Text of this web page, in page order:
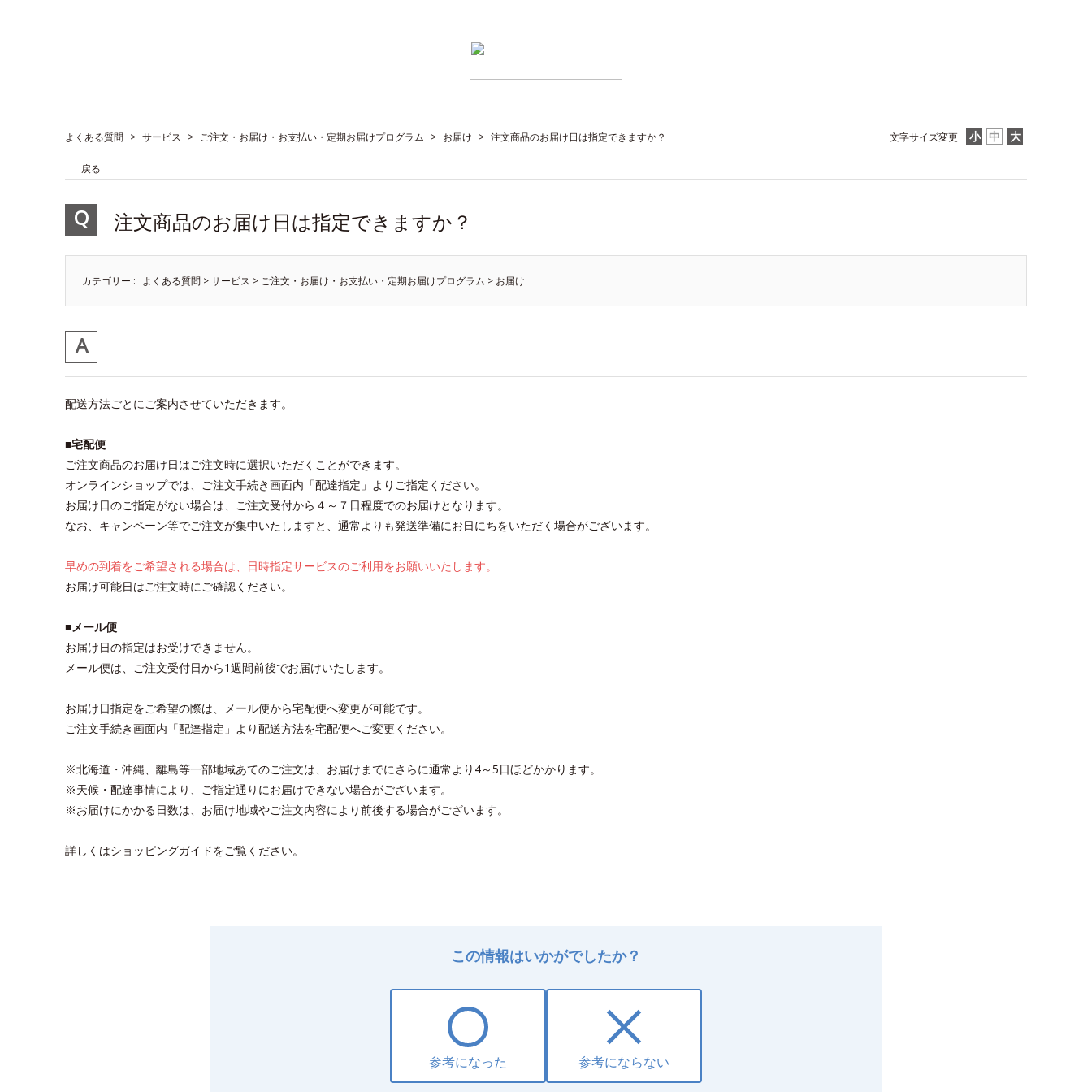
文字サイズ変更
よくある質問 > サービス > ご注文・お届け・お支払い・定期お届けプログラム > お届け > 注文商品のお届け日は指定できますか？
戻る
注文商品のお届け日は指定できますか？
カテゴリー : よくある質問 >サービス > ご注文・お届け・お支払い・定期お届けプログラム > お届け
配送方法ごとにご案内させていただきます。
■宅配便
ご注文商品のお届け日はご注文時に選択いただくことができます。
オンラインショップでは、ご注文手続き画面内「配達指定」よりご指定ください。
お届け日のご指定がない場合は、ご注文受付から４～７日程度でのお届けとなります。
なお、キャンペーン等でご注文が集中いたしますと、通常よりも発送準備にお日にちをいただく場合がございます。
早めの到着をご希望される場合は、日時指定サービスのご利用をお願いいたします。
お届け可能日はご注文時にご確認ください。
■メール便
お届け日の指定はお受けできません。
メール便は、ご注文受付日から1週間前後でお届けいたします。
お届け日指定をご希望の際は、メール便から宅配便へ変更が可能です。
ご注文手続き画面内「配達指定」より配送方法を宅配便へご変更ください。
※北海道・沖縄、離島等一部地域あてのご注文は、お届けまでにさらに通常より4～5日ほどかかります。
※天候・配達事情により、ご指定通りにお届けできない場合がございます。
※お届けにかかる日数は、お届け地域やご注文内容により前後する場合がございます。
詳しくはショッピングガイドをご覧ください。
この情報はいかがでしたか？
参考になった 参考にならない